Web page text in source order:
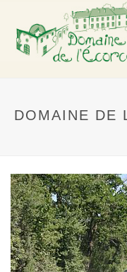
DOMAINE DE